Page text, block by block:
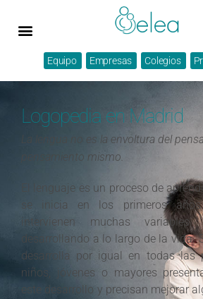
Equipo Empresas Colegios
Logopedia en Madrid
La lengua no es la envoltura del
pensamiento mismo.
El lenguaje es un proceso de
se inicia en los primeros
intervienen muchas
desarrollando a lo largo de la vida.
desarrolla por igual en todas las
niños, jóvenes o mayores
este desarrollo y precisan mejorar